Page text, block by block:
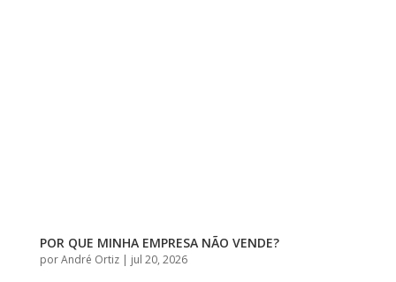
POR QUE MINHA EMPRESA NÃO VENDE?
porAndré Ortiz| jul 20, 2026